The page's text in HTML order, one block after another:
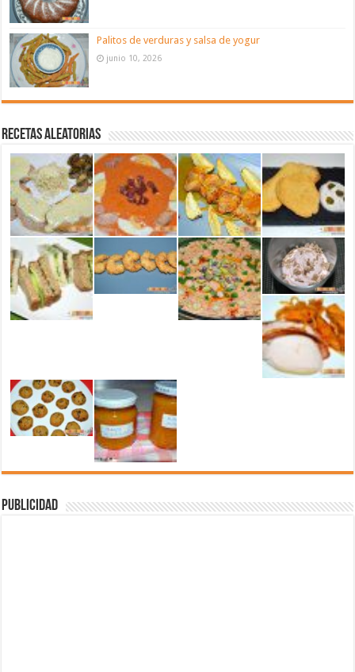
Palitos de verduras y salsa de yogur
junio 10, 2026
Recetas aleatorias
Publicidad